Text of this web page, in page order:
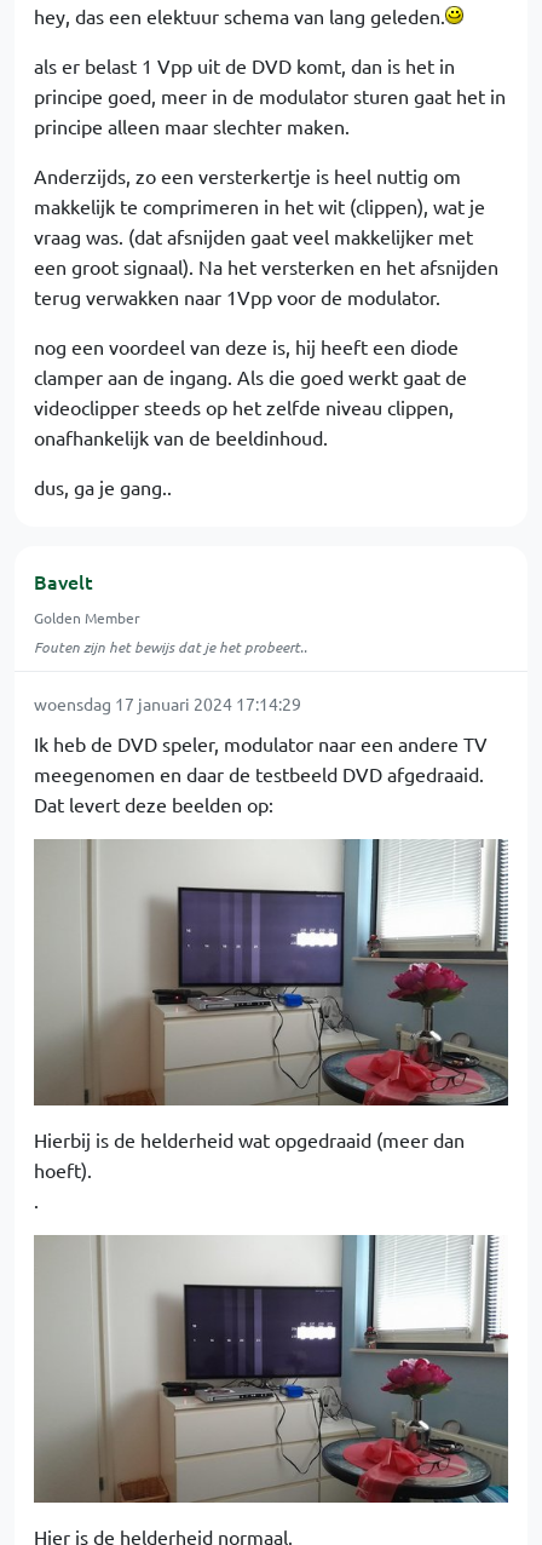
hey, das een elektuur schema van lang geleden.
als er belast 1 Vpp uit de DVD komt, dan is het in
principe goed, meer in de modulator sturen gaat het in
principe alleen maar slechter maken.
Anderzijds, zo een versterkertje is heel nuttig om
makkelijk te comprimeren in het wit (clippen), wat je
vraag was. (dat afsnijden gaat veel makkelijker met
een groot signaal). Na het versterken en het afsnijden
terug verwakken naar 1Vpp voor de modulator.
nog een voordeel van deze is, hij heeft een diode
clamper aan de ingang. Als die goed werkt gaat de
videoclipper steeds op het zelfde niveau clippen,
onafhankelijk van de beeldinhoud.
dus, ga je gang..
Bavelt
Golden Member
Fouten zijn het bewijs dat je het probeert..
woensdag 17 januari 2024 17:14:29
Ik heb de DVD speler, modulator naar een andere TV
meegenomen en daar de testbeeld DVD afgedraaid.
Dat levert deze beelden op:
Hierbij is de helderheid wat opgedraaid (meer dan
hoeft).
.
Hier is de helderheid normaal.